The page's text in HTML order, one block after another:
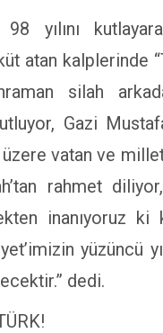
98 yılını
atan kalplerinde
silah
Gazi
vatan ve
rahmet diliyor,
inanıyoruz ki
yüzüncü
dedi.